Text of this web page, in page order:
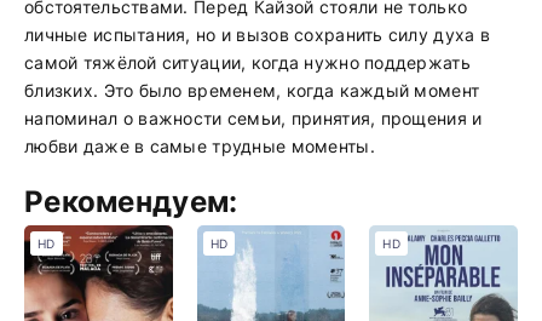
обстоятельствами. Перед Кайзой стояли не только
личные испытания, но и вызов сохранить силу духа в
самой тяжёлой ситуации, когда нужно поддержать
близких. Это было временем, когда каждый момент
напоминал о важности семьи, принятия, прощения и
любви даже в самые трудные моменты.
Рекомендуем:
HD HD HD